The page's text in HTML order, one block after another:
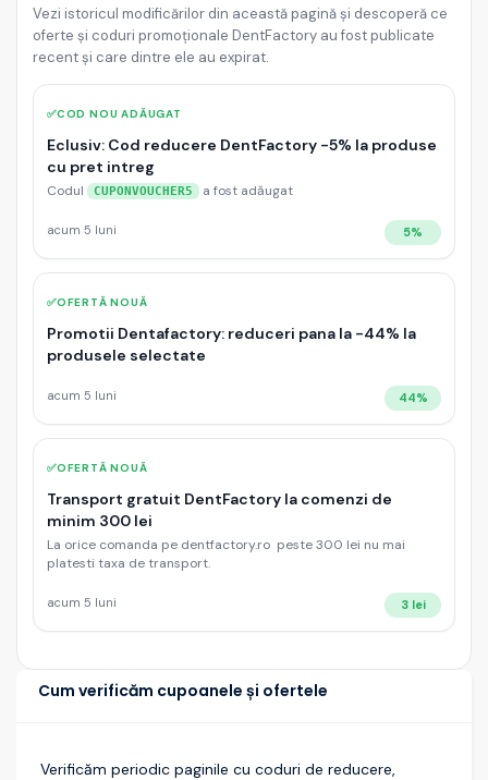
Vezi istoricul modificărilor din această pagină și descoperă ce
oferte și coduri promoționale DentFactory au fost publicate
recent și care dintre ele au expirat.
✅COD NOU ADĂUGAT
Eclusiv: Cod reducere DentFactory -5% la produse
cu pret intreg
Codul CUPONVOUCHER5 a fost adăugat
acum 5 luni 5%
✅OFERTĂ NOUĂ
Promotii Dentafactory: reduceri pana la -44% la
produsele selectate
acum 5 luni 44%
✅OFERTĂ NOUĂ
Transport gratuit DentFactory la comenzi de
minim 300 lei
La orice comanda pe dentfactory.ro peste 300 lei nu mai
platesti taxa de transport.
acum 5 luni 3 lei
Cum verificăm cupoanele și ofertele
Verificăm periodic paginile cu coduri de reducere,